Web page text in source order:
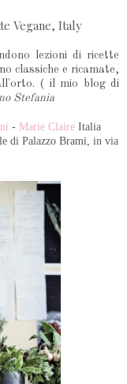
Vegane, Italy
lezioni di ricette
classiche e ricamate,
( il mio blog di
Stefania
- Marie ClaireItalia
di Palazzo Brami, in via